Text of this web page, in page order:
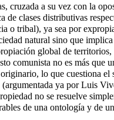
cruzada a su vez con la
clases distributivas
o tribal), ya sea por
natural sino que
global de
comunista no es más que
lo que cuestiona el
ya por Luis
no se resuelve
de una ontología y de